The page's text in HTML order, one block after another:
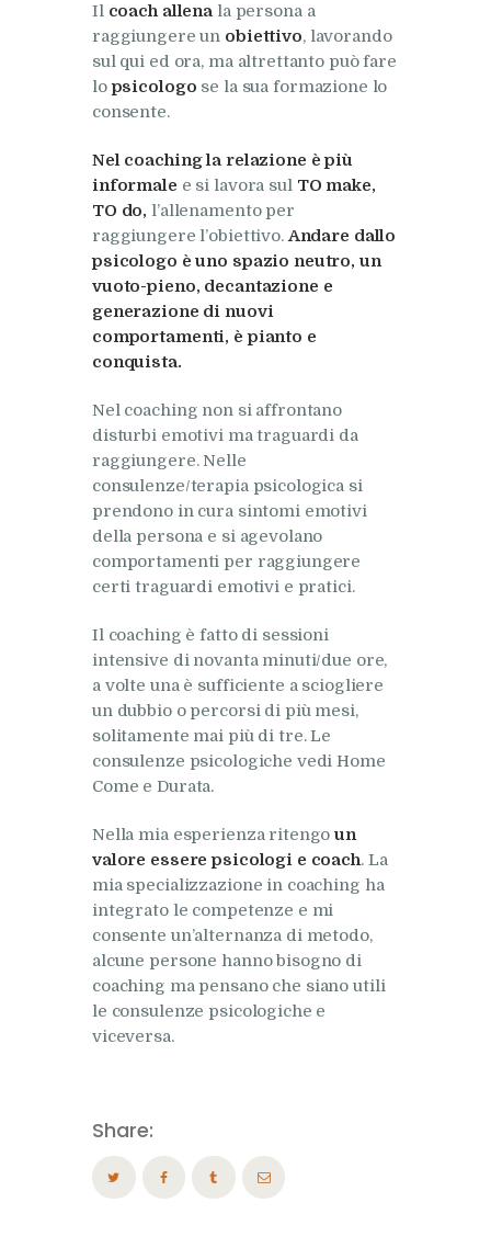
Il coach allenala persona a
raggiungere un obiettivo, lavorando
sul qui ed ora, ma altrettanto può fare
lopsicologo se la sua formazione lo
consente.
Nel coaching la relazione è più
informale e si lavora sul TO make,
TO do, l’allenamento per
raggiungere l’obiettivo.Andare dallo
psicologo è uno spazio neutro, un
vuoto-pieno, decantazione e
generazione di nuovi
comportamenti, è pianto e
conquista.
Nel coaching non si affrontano
disturbi emotivi ma traguardi da
raggiungere. Nelle
consulenze/terapia psicologica si
prendono in cura sintomi emotivi
della persona e si agevolano
comportamenti per raggiungere
certi traguardi emotivi e pratici.
Il coaching è fatto di sessioni
intensive di novanta minuti/due ore,
a volte una è sufficiente a sciogliere
un dubbio o percorsi di più mesi,
solitamente mai più di tre. Le
consulenze psicologiche vedi Home
Come e Durata.
Nella mia esperienza ritengoun
valore essere psicologi e coach. La
mia specializzazione in coaching ha
integrato le competenze e mi
consente un’alternanza di metodo,
alcune persone hanno bisogno di
coaching ma pensano che siano utili
le consulenze psicologiche e
viceversa.
Share: